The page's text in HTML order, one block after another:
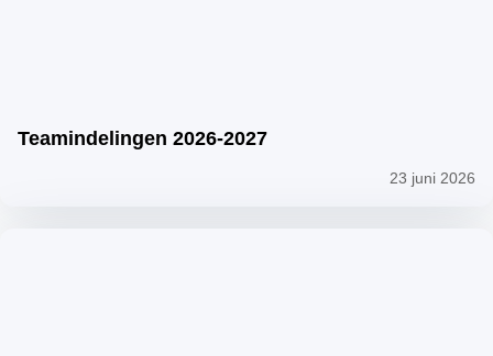
Teamindelingen 2026-2027
23 juni 2026